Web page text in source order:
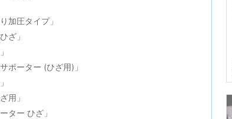
加圧タイプ」
ざ」
ポーター (ひざ用)」
用」
ター ひざ」